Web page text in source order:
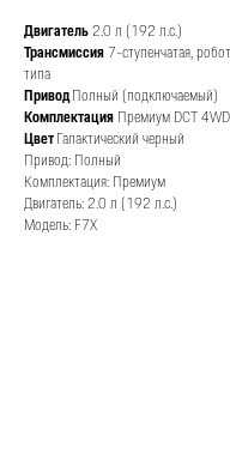
Двигатель2.0 л (192 л.с.)
Трансмиссия7-ступенчатая,
типа
ПриводПолный (подключаемый)
Комплектация Премиум DCT
ЦветГалактический черный
Привод: Полный
Комплектация: Премиум
Двигатель: 2.0 л (192 л.с.)
Модель: F7X